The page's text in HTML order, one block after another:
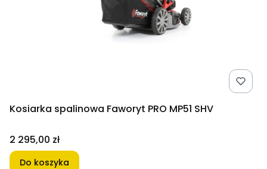
Kosiarka spalinowa Faworyt PRO MP51 SHV
Cena
2 295,00 zł
Do koszyka